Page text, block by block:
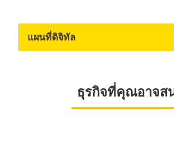
แผนที่ดิจิทัล
ธุรกิจที่คุณอาจส